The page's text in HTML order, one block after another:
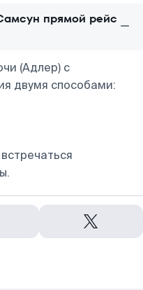
прямой рейс
(Адлер) с
двумя способами: